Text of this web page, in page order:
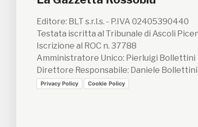
Editore: BLT s.r.l.s. - P.IVA 02405390440
Testata iscritta al Tribunale di Ascoli
Iscrizione al ROC n. 37788
Amministratore Unico: Pierluigi Bollettini
Direttore Responsabile: Daniele Bollettini
Privacy Policy Cookie Policy